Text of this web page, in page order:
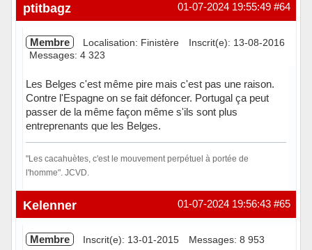
#64
01-07-2024 19:55:49
ptitbagz
Membre Localisation: Finistère
Inscrit(e): 13-08-2016
Messages: 4 323
Les Belges c'est même pire mais c'est pas une raison.
Contre l'Espagne on se fait défoncer. Portugal ça peut
passer de la même façon même s'ils sont plus
entreprenants que les Belges.
"Les cacahuètes, c'est le mouvement perpétuel à portée de
l'homme". JCVD.
Hors ligne #65
01-07-2024 19:56:43
Kelenner
Membre Inscrit(e): 13-01-2015 Messages: 8 953